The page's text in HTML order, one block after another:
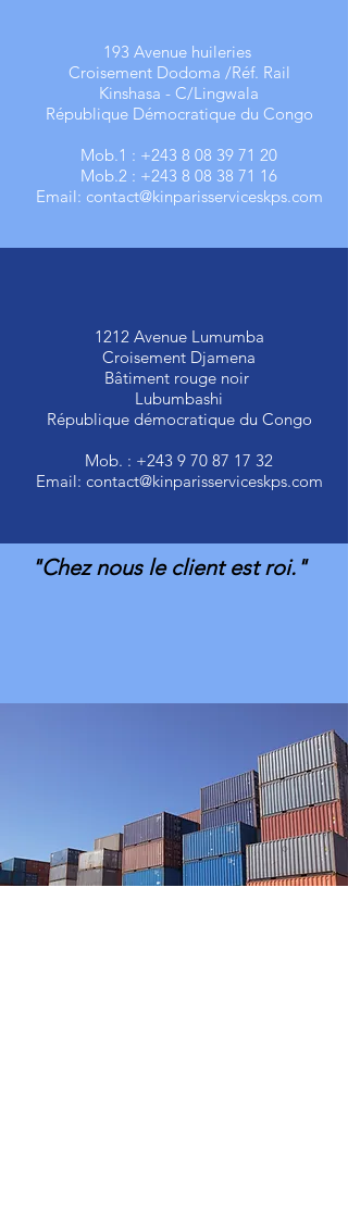
193 Avenue huileries
Croisement Dodoma /Réf. Rail
Kinshasa - C/Lingwala
République Démocratique du Congo
Mob.1 : +243 8 08 39 71 20
Mob.2 : +243 8 08 38 71 16
Email: contact@kinparisserviceskps.com
1212 Avenue Lumumba
Croisement Djamena
Bâtiment rouge noir
Lubumbashi
République démocratique du Congo
Mob. : +243 9 70 87 17 32
Email: contact@kinparisserviceskps.com
"Chez nous le client est roi."